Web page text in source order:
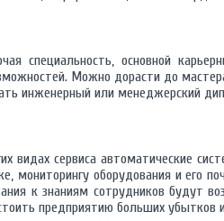
специальность, основной
Можно дорасти до
инженерный или менеджерский
видах сервиса автоматические
мониторингу оборудования и его
к знаниям сотрудников будут
предприятию больших убытков